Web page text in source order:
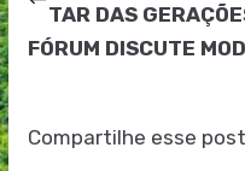
TAR DAS
FÓRUM DISCUTE
Compartilhe esse